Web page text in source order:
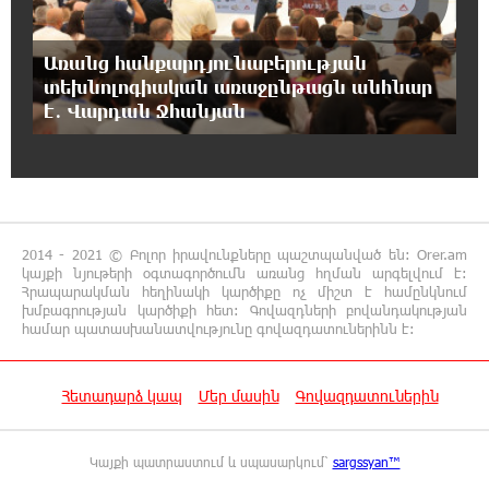
Վեհափառ Հայրապետի շուրջ խայտառակ
զարգացումների, Գյուղացիներին
վերաբերող առաջնային հարցերի մասին՝
գյուղտեխնիկայից մինչև անվճար երթուղի. Անդրանիկ
Գևորգյան
18:08:44 7-08-2026
Դանակահարություն՝ Մասիսի
գազալցակայաններից մեկի մոտ.
կասկածյալը ձերբակալվել է
17:58:24 7-08-2026
Դատական նիստից հետո Մայր Տաճարում
ժողովրդի հետ
Առանց հանքարդյունաբերության
տեխնոլոգիական առաջընթացն անհնար
է․ Վարդան Ջհանյան
2014 - 2021 © Բոլոր իրավունքները պաշտպանված են: Orer.am
կայքի նյութերի օգտագործումն առանց հղման արգելվում է:
Հրապարակման հեղինակի կարծիքը ոչ միշտ է համընկնում
խմբագրության կարծիքի հետ: Գովազդների բովանդակության
համար պատասխանատվությունը գովազդատուներինն է:
Հետադարձ կապ Մեր մասին Գովազդատուներին
Կայքի պատրաստում և սպասարկում՝ sargssyan™